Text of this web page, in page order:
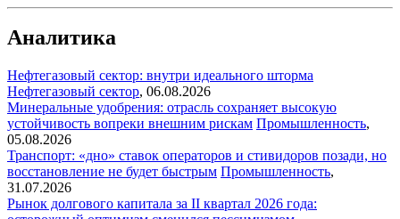
Аналитика
Нефтегазовый сектор: внутри идеального шторма
Нефтегазовый сектор, 06.08.2026
Минеральные удобрения: отрасль сохраняет высокую
устойчивость вопреки внешним рискам Промышленность,
05.08.2026
Транспорт: «дно» ставок операторов и стивидоров позади, но
восстановление не будет быстрым Промышленность,
31.07.2026
Рынок долгового капитала за II квартал 2026 года: